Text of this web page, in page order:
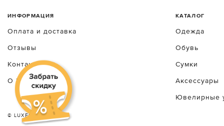
ИНФОРМАЦИЯ
Оплата и доставка
Отзывы
Контакты
О luxecrime
КАТАЛОГ
Одежда
Обувь
Сумки
Аксессуары
Ювелирные
© LUXEСRIME 2026